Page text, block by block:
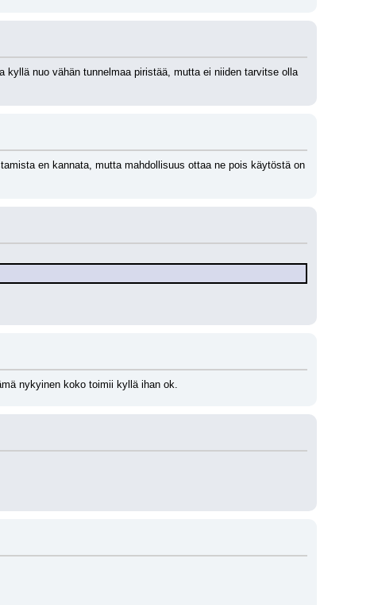
nuo vähän tunnelmaa piristää, mutta ei niiden tarvitse olla
en kannata, mutta mahdollisuus ottaa ne pois käytöstä on
nykyinen koko toimii kyllä ihan ok.